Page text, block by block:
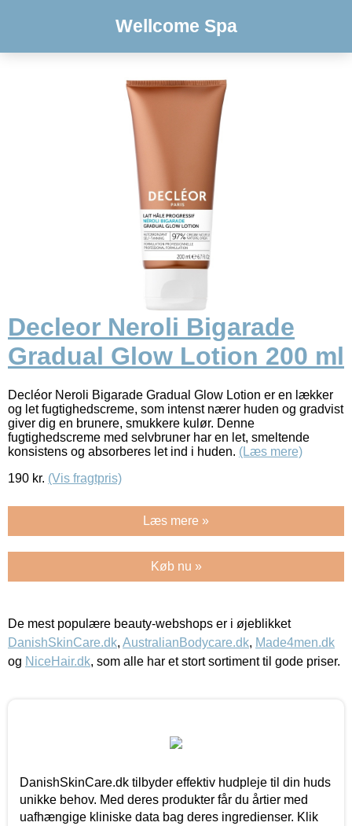
Wellcome Spa
Decleor Neroli Bigarade
Gradual Glow Lotion 200 ml
Decléor Neroli Bigarade Gradual Glow Lotion er en lækker
og let fugtighedscreme, som intenst nærer huden og gradvist
giver dig en brunere, smukkere kulør. Denne
fugtighedscreme med selvbruner har en let, smeltende
konsistens og absorberes let ind i huden. (Læs mere)
190 kr. (Vis fragtpris)
Læs mere »
Køb nu »
De mest populære beauty-webshops er i øjeblikket
DanishSkinCare.dk, AustralianBodycare.dk, Made4men.dk
og NiceHair.dk, som alle har et stort sortiment til gode priser.
DanishSkinCare.dk tilbyder effektiv hudpleje til din huds
unikke behov. Med deres produkter får du årtier med
uafhængige kliniske data bag deres ingredienser. Klik